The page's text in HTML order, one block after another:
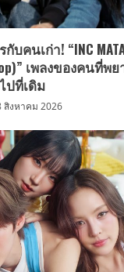
คนเก่า! “INC
เพลงของคนที่พ
ปที่เดิม
สิงหาคม 2026